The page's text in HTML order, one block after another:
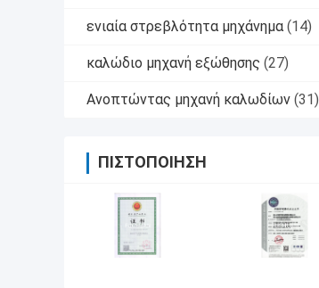
ενιαία στρεβλότητα μηχάνημα (14)
καλώδιο μηχανή εξώθησης (27)
Ανοπτώντας μηχανή καλωδίων (31)
ΠΙΣΤΟΠΟΊΗΣΗ